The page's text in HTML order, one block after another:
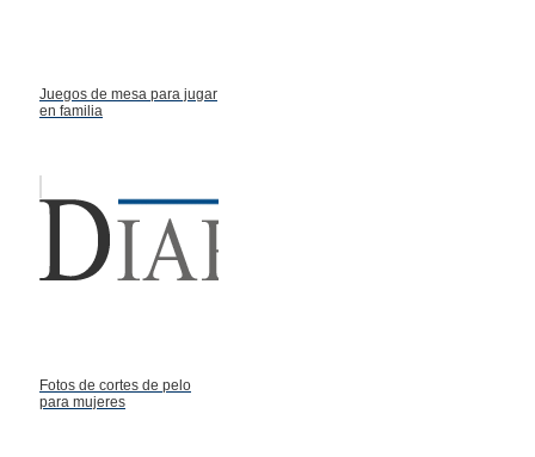
Juegos de mesa para jugar
en familia
Fotos de cortes de pelo
para mujeres